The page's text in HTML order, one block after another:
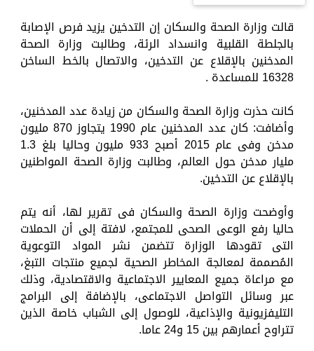
قالت وزارة الصحة والسكان إن التدخين يزيد فرص الإصابة
بالجلطة القلبية وانسداد الرئة، وطالبت وزارة الصحة
المدخنين بالإقلاع عن التدخين، والاتصال بالخط الساخن
16328 للمساعدة .
كانت حذرت وزارة الصحة والسكان من زيادة عدد المدخنين،
وأضافت: كان عدد المدخنين عام 1990 يتجاوز 870 مليون
مدخن وفى عام 2015 أصبح 933 مليون وحاليا بلغ 1.3
مليار مدخن حول العالم، وطالبت وزارة الصحة المواطنين
بالإقلاع عن التدخين.
وأوضحت وزارة الصحة والسكان فى تقرير لها، أنه يتم
حاليا رفع الوعى الصحى للمجتمع، لافتة إلى أن الحملات
التى تقودها الوزارة تتضمن نشر المواد التوعوية
المُصممة لمعالجة المخاطر الصحية لجميع منتجات التبغ،
مع مراعاة جميع المعايير الاجتماعية والاقتصادية، وذلك
عبر وسائل التواصل الاجتماعى، بالإضافة إلى البرامج
التليفزيونية والإذاعية، للوصول إلى الشباب خاصة الذين
تتراوح أعمارهم بين 15 و24 عاما.